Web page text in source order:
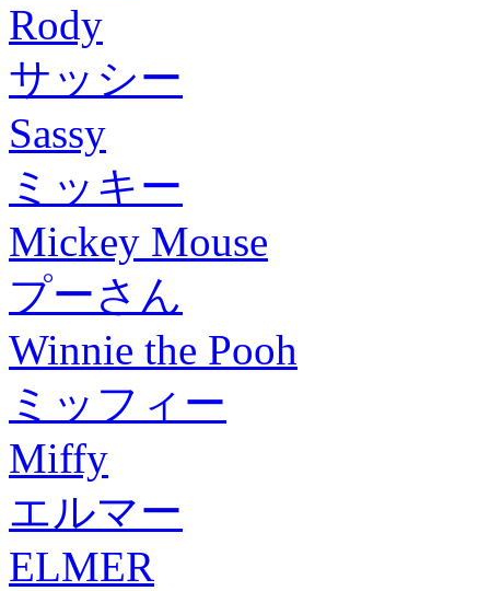
Rody
サッシー
Sassy
ミッキー
Mickey Mouse
プーさん
Winnie the Pooh
ミッフィー
Miffy
エルマー
ELMER